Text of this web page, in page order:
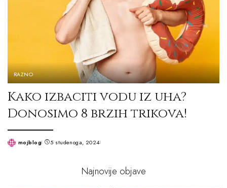
RAZNO
Kako izbaciti vodu iz uha?
Donosimo 8 brzih trikova!
Postedmojblog 5 studenoga, 2024
Najnovije objave